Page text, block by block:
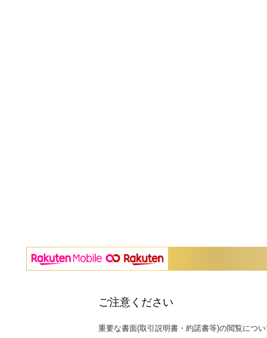
ご注意ください
重要な書面(取引説明書・約諾書等)の閲覧につ